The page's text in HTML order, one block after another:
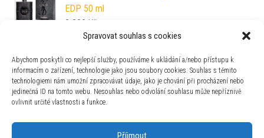
Spravovat souhlas s cookies
Abychom poskytli co nejlepší služby, používáme k ukládání a/nebo přístupu k
informacím o zařízení, technologie jako jsou soubory cookies. Souhlas s těmito
technologiemi nám umožní zpracovávat údaje, jako je chování při procházení nebo
jedinečná ID na tomto webu. Nesouhlas nebo odvolání souhlasu může nepříznivě
ovlivnit určité vlastnosti a funkce.
Příjmout
EDP 50 ml
2 399 Kč
Pepe Jeans Celebrate For Her - EDP 30 ml
599Kč
Al Haramain L´Aventure Femme - EDP 100 ml
955 Kč